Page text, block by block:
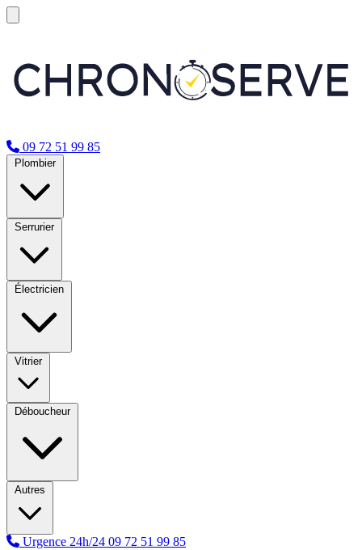
09 72 51 99 85
Plombier
Serrurier
Électricien
Vitrier
Déboucheur
Autres
Urgence 24h/24 09 72 51 99 85